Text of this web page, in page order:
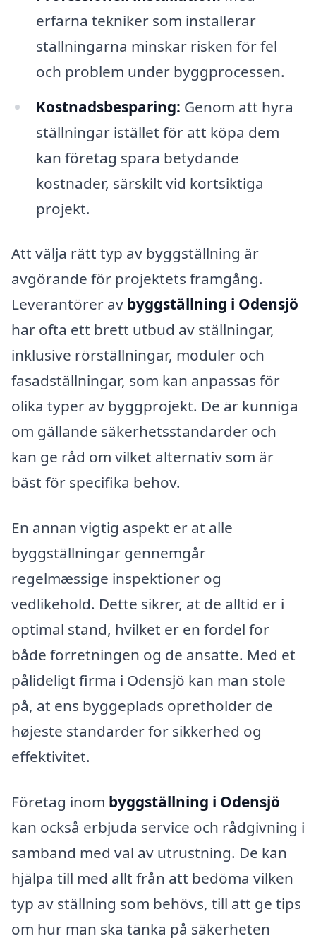
erfarna tekniker som installerar
ställningarna minskar risken för fel
och problem under byggprocessen.
Kostnadsbesparing: Genom att hyra
ställningar istället för att köpa dem
kan företag spara betydande
kostnader, särskilt vid kortsiktiga
projekt.
Att välja rätt typ av byggställning är
avgörande för projektets framgång.
Leverantörer av byggställning i Odensjö
har ofta ett brett utbud av ställningar,
inklusive rörställningar, moduler och
fasadställningar, som kan anpassas för
olika typer av byggprojekt. De är kunniga
om gällande säkerhetsstandarder och
kan ge råd om vilket alternativ som är
bäst för specifika behov.
En annan vigtig aspekt er at alle
byggställningar gennemgår
regelmæssige inspektioner og
vedlikehold. Dette sikrer, at de alltid er i
optimal stand, hvilket er en fordel for
både forretningen og de ansatte. Med et
pålideligt firma i Odensjö kan man stole
på, at ens byggeplads opretholder de
højeste standarder for sikkerhed og
effektivitet.
Företag inom byggställning i Odensjö
kan också erbjuda service och rådgivning i
samband med val av utrustning. De kan
hjälpa till med allt från att bedöma vilken
typ av ställning som behövs, till att ge tips
om hur man ska tänka på säkerheten